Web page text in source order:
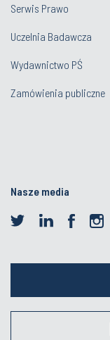
Serwis Prawo
Uczelnia Badawcza
Wydawnictwo PŚ
Zamówienia publiczne
Nasze media